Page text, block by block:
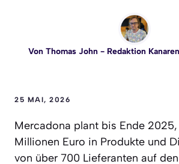
Von Thomas John- Redaktion
25 MAI, 2026
Mercadona plant bis Ende 2025,
Millionen Euro in Produkte und
von über 700 Lieferanten auf